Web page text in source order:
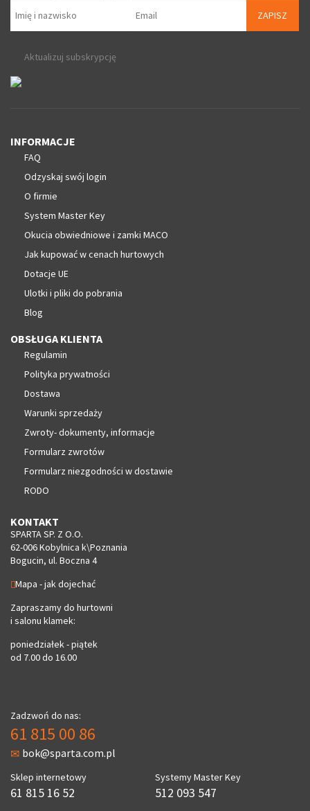
ZAPISZ
Aktualizuj subskrypcję
INFORMACJE
FAQ
Odzyskaj swój login
O firmie
System Master Key
Okucia obwiedniowe i zamki MACO
Jak kupować w cenach hurtowych
Dotacje UE
Ulotki i pliki do pobrania
Blog
OBSŁUGA KLIENTA
Regulamin
Polityka prywatności
Dostawa
Warunki sprzedaży
Zwroty- dokumenty, informacje
Formularz zwrotów
Formularz niezgodności w dostawie
RODO
KONTAKT
SPARTA SP. Z O.O.
62-006 Kobylnica k\Poznania
Bogucin, ul. Boczna 4
Mapa - jak dojechać
Zapraszamy do hurtowni
i salonu klamek:
poniedziałek - piątek
od 7.00 do 16.00
Zadzwoń do nas:
61 815 00 86
bok@sparta.com.pl
Sklep internetowy
61 815 16 52
Systemy Master Key
512 093 547